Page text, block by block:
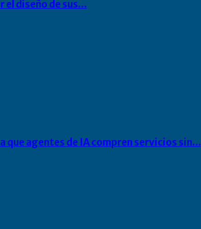
el diseño de sus…
agentes de IA compren servicios sin…